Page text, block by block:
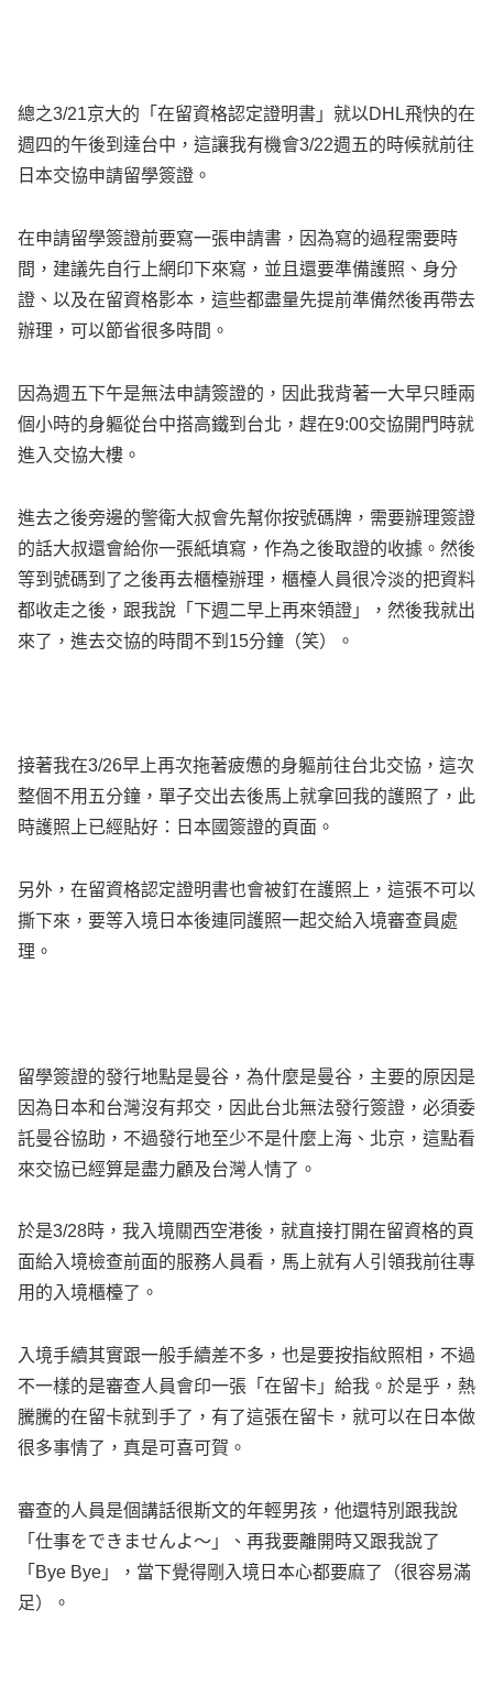
總之3/21京大的「在留資格認定證明書」就以DHL飛快的在
週四的午後到達台中，這讓我有機會3/22週五的時候就前往
日本交協申請留學簽證。
在申請留學簽證前要寫一張申請書，因為寫的過程需要時
間，建議先自行上網印下來寫，並且還要準備護照、身分
證、以及在留資格影本，這些都盡量先提前準備然後再帶去
辦理，可以節省很多時間。
因為週五下午是無法申請簽證的，因此我背著一大早只睡兩
個小時的身軀從台中搭高鐵到台北，趕在9:00交協開門時就
進入交協大樓。
進去之後旁邊的警衛大叔會先幫你按號碼牌，需要辦理簽證
的話大叔還會給你一張紙填寫，作為之後取證的收據。然後
等到號碼到了之後再去櫃檯辦理，櫃檯人員很冷淡的把資料
都收走之後，跟我說「下週二早上再來領證」，然後我就出
來了，進去交協的時間不到15分鐘（笑）。
接著我在3/26早上再次拖著疲憊的身軀前往台北交協，這次
整個不用五分鐘，單子交出去後馬上就拿回我的護照了，此
時護照上已經貼好：日本國簽證的頁面。
另外，在留資格認定證明書也會被釘在護照上，這張不可以
撕下來，要等入境日本後連同護照一起交給入境審查員處
理。
留學簽證的發行地點是曼谷，為什麼是曼谷，主要的原因是
因為日本和台灣沒有邦交，因此台北無法發行簽證，必須委
託曼谷協助，不過發行地至少不是什麼上海、北京，這點看
來交協已經算是盡力顧及台灣人情了。
於是3/28時，我入境關西空港後，就直接打開在留資格的頁
面給入境檢查前面的服務人員看，馬上就有人引領我前往專
用的入境櫃檯了。
入境手續其實跟一般手續差不多，也是要按指紋照相，不過
不一樣的是審查人員會印一張「在留卡」給我。於是乎，熱
騰騰的在留卡就到手了，有了這張在留卡，就可以在日本做
很多事情了，真是可喜可賀。
審查的人員是個講話很斯文的年輕男孩，他還特別跟我說
「仕事をできませんよ～」、再我要離開時又跟我說了
「Bye Bye」，當下覺得剛入境日本心都要麻了（很容易滿
足）。